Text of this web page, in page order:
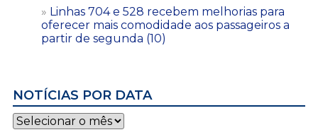
Linhas 704 e 528 recebem melhorias para
oferecer mais comodidade aos passageiros a
partir de segunda (10)
NOTÍCIAS POR DATA
Notícias
por